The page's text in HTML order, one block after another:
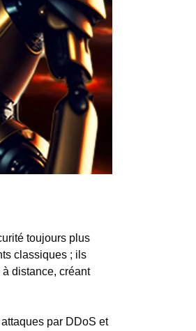
toujours plus
classiques ; ils
distance, créant
par DDoS et